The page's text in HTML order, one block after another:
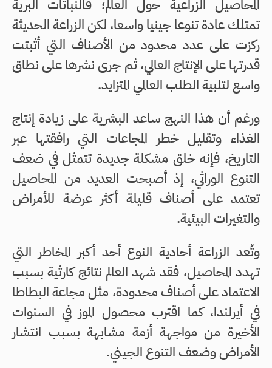
المحاصيل الزراعية حول العالم؛ فالنباتات البرية
تمتلك عادة تنوعا جينيا واسعا، لكن الزراعة الحديثة
ركزت على عدد محدود من الأصناف التي أثبتت
قدرتها على الإنتاج العالي، ثم جرى نشرها على نطاق
واسع لتلبية الطلب العالمي المتزايد.
ورغم أن هذا النهج ساعد البشرية على زيادة إنتاج
الغذاء وتقليل خطر المجاعات التي رافقتها عبر
التاريخ، فإنه خلق مشكلة جديدة تتمثل في ضعف
التنوع الوراثي، إذ أصبحت العديد من المحاصيل
تعتمد على أصناف قليلة أكثر عرضة للأمراض
والتغيرات البيئية.
وتُعد الزراعة أحادية النوع أحد أكبر المخاطر التي
تهدد المحاصيل، فقد شهد العالم نتائج كارثية بسبب
الاعتماد على أصناف محدودة، مثل مجاعة البطاطا
في أيرلندا، كما اقترب محصول الموز في السنوات
الأخيرة من مواجهة أزمة مشابهة بسبب انتشار
الأمراض وضعف التنوع الجيني.